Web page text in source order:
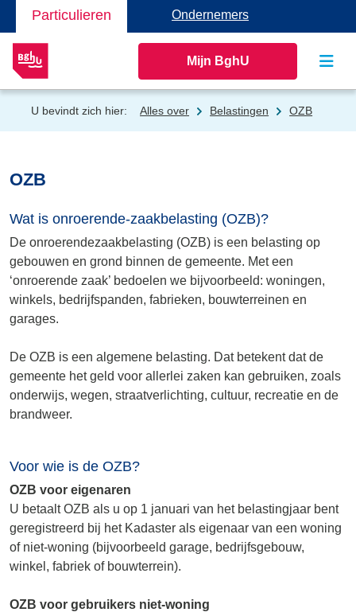
Particulieren Ondernemers
Mijn BghU
U bevindt zich hier: Alles over Belastingen OZB
OZB
Wat is onroerende-zaakbelasting (OZB)?
De onroerendezaakbelasting (OZB) is een belasting op
gebouwen en grond binnen de gemeente. Met een
‘onroerende zaak’ bedoelen we bijvoorbeeld: woningen,
winkels, bedrijfspanden, fabrieken, bouwterreinen en
garages.
De OZB is een algemene belasting. Dat betekent dat de
gemeente het geld voor allerlei zaken kan gebruiken, zoals
onderwijs, wegen, straatverlichting, cultuur, recreatie en de
brandweer.
Voor wie is de OZB?
OZB voor eigenaren
U betaalt OZB als u op 1 januari van het belastingjaar bent
geregistreerd bij het Kadaster als eigenaar van een woning
of niet-woning (bijvoorbeeld garage, bedrijfsgebouw,
winkel, fabriek of bouwterrein).
OZB voor gebruikers niet-woning